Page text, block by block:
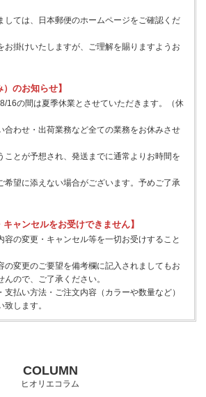
しては、日本郵便のホームページをご確認くだ
お掛けいたしますが、ご理解を賜りますようお
のお知らせ】
16の間は夏季休業とさせていただきます。（休
合わせ・出荷業務など全ての業務をお休みさせ
ことが予想され、発送までに通常よりお時間を
希望に添えない場合がございます。予めご了承
キャンセルをお受けできません】
容の変更・キャンセル等を一切お受けすること
の変更のご要望を備考欄に記入されましてもお
ので、ご了承ください。
支払い方法・ご注文内容（カラーや数量など）
します。
COLUMN
ヒオリエコラム